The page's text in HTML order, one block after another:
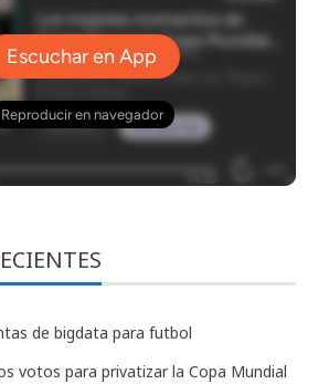
de bigdata para futbol
votos para privatizar la Copa Mundial